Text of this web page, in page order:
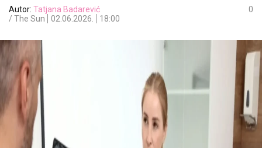
Autor: Tatjana Badarević
/ The Sun
02.06.2026. 18:00
0